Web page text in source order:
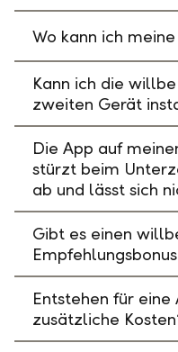
Wo kann ich
Kann ich die
zweiten Gerät
Die App auf
stürzt beim
ab und lässt sich
Gibt es einen
Entstehen für eine
zusätzliche